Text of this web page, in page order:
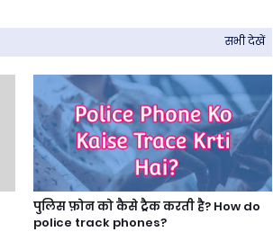
सभी देखें
पुलिस फ़ोन को कैसे ट्रैक करती है? How do
police track phones?